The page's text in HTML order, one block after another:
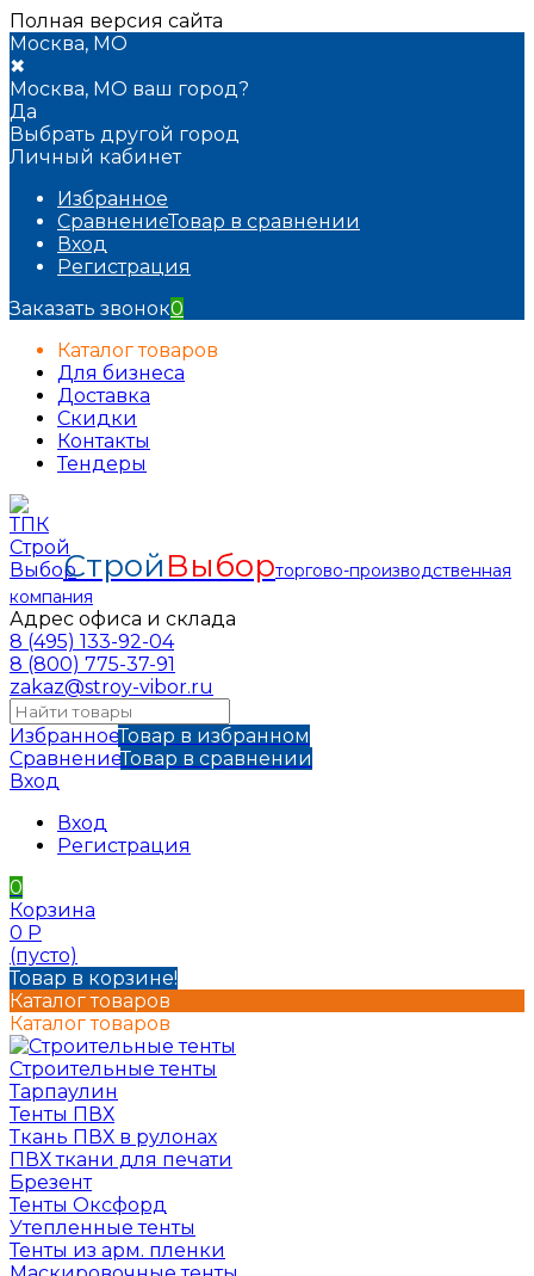
Полная версия сайта
Москва, МО
✖
Москва, МО ваш город?
Да
Выбрать другой город
Личный кабинет
Избранное
СравнениеТовар в сравнении
Вход
Регистрация
Заказать звонок0
Каталог товаров
Для бизнеса
Доставка
Скидки
Контакты
Тендеры
СтройВыборторгово-производственная
компания
Адрес офиса и склада
8 (495) 133-92-04
8 (800) 775-37-91
zakaz@stroy-vibor.ru
ИзбранноеТовар в избранном
СравнениеТовар в сравнении
Вход
Вход
Регистрация
0
Корзина
0 Р
(пусто)
Товар в корзине!
Каталог товаров
Каталог товаров
Строительные тенты
Тарпаулин
Тенты ПВХ
Ткань ПВХ в рулонах
ПВХ ткани для печати
Брезент
Тенты Оксфорд
Утепленные тенты
Тенты из арм. пленки